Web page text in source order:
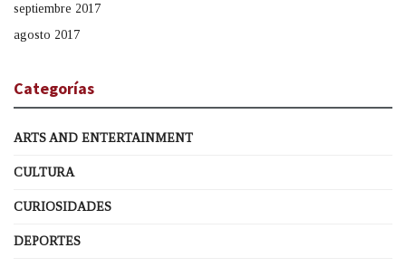
septiembre 2017
agosto 2017
Categorías
ARTS AND ENTERTAINMENT
CULTURA
CURIOSIDADES
DEPORTES